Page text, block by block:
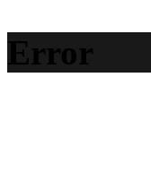
Error